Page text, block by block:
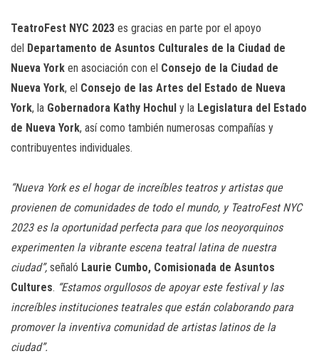
TeatroFest NYC 2023 es gracias en parte por el apoyo
del Departamento de Asuntos Culturales de la Ciudad de
Nueva York en asociación con el Consejo de la Ciudad de
Nueva York, el Consejo de las Artes del Estado de Nueva
York, la Gobernadora Kathy Hochul y la Legislatura del Estado
de Nueva York, así como también numerosas compañías y
contribuyentes individuales.
“Nueva York es el hogar de increíbles teatros y artistas que
provienen de comunidades de todo el mundo, y TeatroFest NYC
2023 es la oportunidad perfecta para que los neoyorquinos
experimenten la vibrante escena teatral latina de nuestra
ciudad”, señaló Laurie Cumbo, Comisionada de Asuntos
Cultures. “Estamos orgullosos de apoyar este festival y las
increíbles instituciones teatrales que están colaborando para
promover la inventiva comunidad de artistas latinos de la
ciudad”.